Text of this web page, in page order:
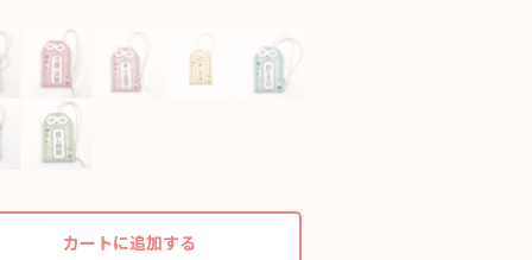
カートに追加する